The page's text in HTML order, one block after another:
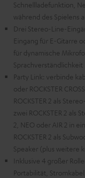
Schnellladefunktion,
während des Spielens
Drei Stereo-Line-
Eingang für E-Gitarre
für dynamische
Sprachverständlichkeit
Party Link: verbinde
oder ROCKSTER
ROCKSTER 2 als
zwei ROCKSTER 2 als
2, NEO oder AIR 2 in
ROCKSTER 2 als
Speaker (plus weitere
Inklusive 4 großer
Portabilität,